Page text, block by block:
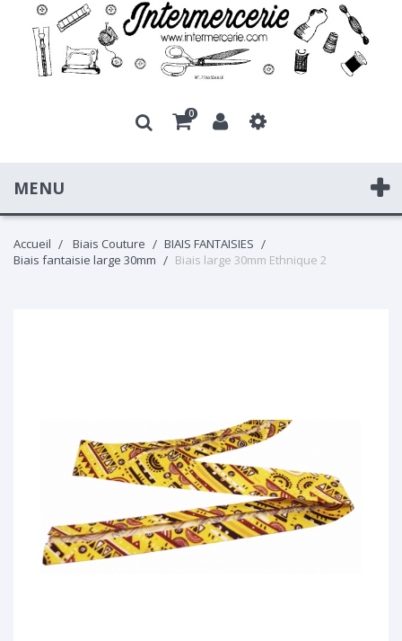
0
MENU
Accueil Biais Couture
BIAIS FANTAISIES
Biais fantaisie large 30mm
Biais large 30mm Ethnique 2